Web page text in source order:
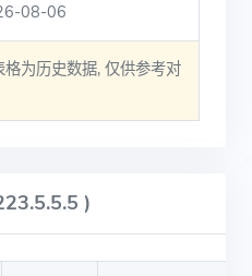
08-06
格为历史数据, 仅供参考对
)